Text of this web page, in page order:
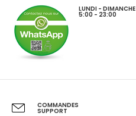
LUNDI - DIMANCHE
5:00 - 23:00
COMMANDES
SUPPORT